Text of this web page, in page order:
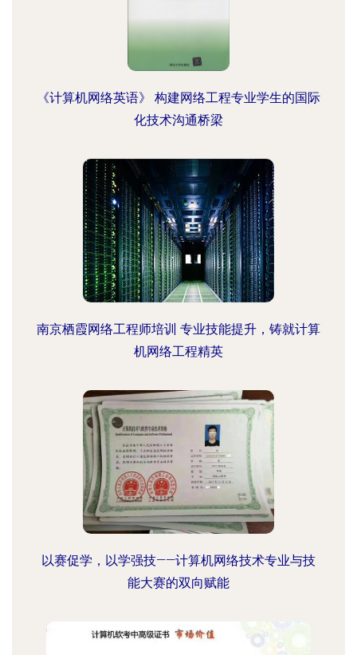
《计算机网络英语》 构建网络工程专业学生的国际
化技术沟通桥梁
南京栖霞网络工程师培训 专业技能提升，铸就计算
机网络工程精英
以赛促学，以学强技——计算机网络技术专业与技
能大赛的双向赋能